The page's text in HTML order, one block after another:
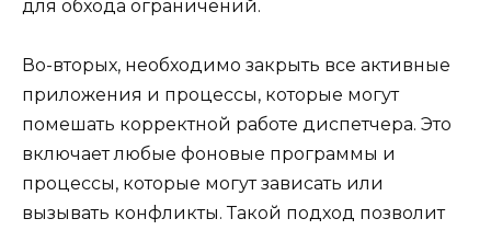
для обхода ограничений.
Во-вторых, необходимо закрыть все активные
приложения и процессы, которые могут
помешать корректной работе диспетчера. Это
включает любые фоновые программы и
процессы, которые могут зависать или
вызывать конфликты. Такой подход позволит